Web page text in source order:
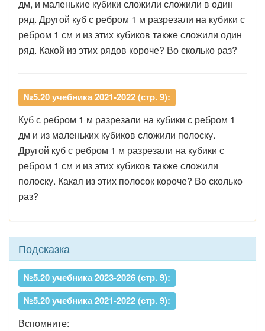
дм, и маленькие кубики сложили сложили в один
ряд. Другой куб с ребром 1 м разрезали на кубики с
ребром 1 см и из этих кубиков также сложили один
ряд. Какой из этих рядов короче? Во сколько раз?
№5.20 учебника 2021-2022 (стр. 9):
Куб с ребром 1 м разрезали на кубики с ребром 1
дм и из маленьких кубиков сложили полоску.
Другой куб с ребром 1 м разрезали на кубики с
ребром 1 см и из этих кубиков также сложили
полоску. Какая из этих полосок короче? Во сколько
раз?
Подсказка
№5.20 учебника 2023-2026 (стр. 9):
№5.20 учебника 2021-2022 (стр. 9):
Вспомните: